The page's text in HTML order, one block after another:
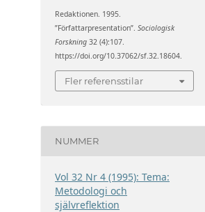
Redaktionen. 1995.
”Författarpresentation”.Sociologisk
Forskning 32 (4):107.
https://doi.org/10.37062/sf.32.18604.
Fler referensstilar
NUMMER
Vol 32 Nr 4 (1995): Tema:
Metodologi och
självreflektion